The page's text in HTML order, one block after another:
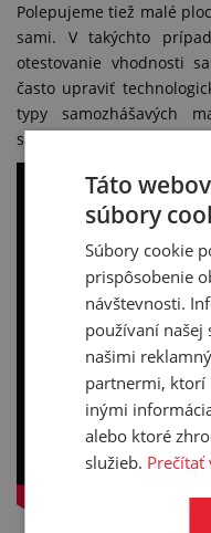
Polepujeme tiež malé
sami. V takýchto
otestovanie vhodnosti
často upraviť
typy samozhášavých
samolepku na niektoré
Táto
súbory
Súbory cookie
prispôsobenie
návštevnosti.
používaní našej
našimi
partnermi, ktorí
inými
alebo ktoré
služieb. Prečítať